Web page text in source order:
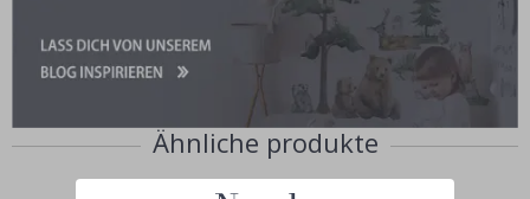
Ähnliche produkte